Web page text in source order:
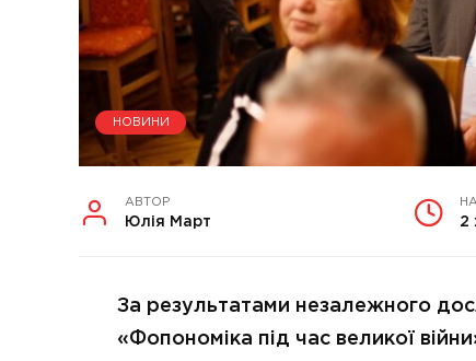
НОВИНИ
АВТОР
Юлія Март 2
За результатами незалежного
«Фопономіка під час великої